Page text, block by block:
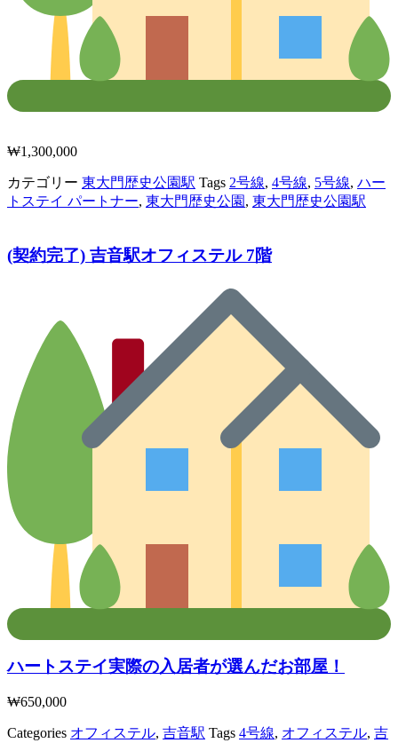
₩1,300,000
カテゴリー 東大門歴史公園駅 Tags 2号線, 4号線, 5号線, ハー
トステイ パートナー, 東大門歴史公園 , 東大門歴史公園駅
(契約完了) 吉音駅オフィステル 7階
ハートステイ実際の入居者が選んだお部屋！
₩650,000
Categories オフィステル, 吉音駅 Tags 4号線, オフィステル, 吉